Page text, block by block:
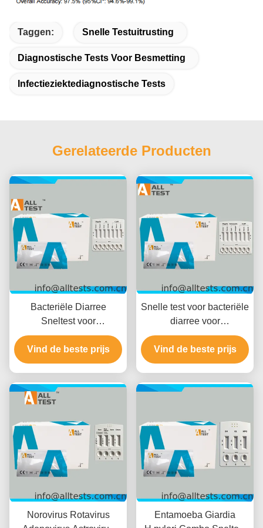
Taggen: Snelle Testuitrusting
Diagnostische Tests Voor Besmetting
Infectieziektediagnostische Tests
Gerelateerde Producten
Bacteriële Diarree
Sneltest voor
Shigella/Cholerae/C.diff
met 10 Minuten Leestijd,
CE Gecertificeerd en
Vind de beste prijs
Snelle test voor bacteriële
diarree voor
Shigella/Salmonella/C.diff
met snelle resultaten in
10 minuten, hoge
eenvoudige visuele
Vind de beste prijs
Norovirus Rotavirus
Entamoeba Giardia